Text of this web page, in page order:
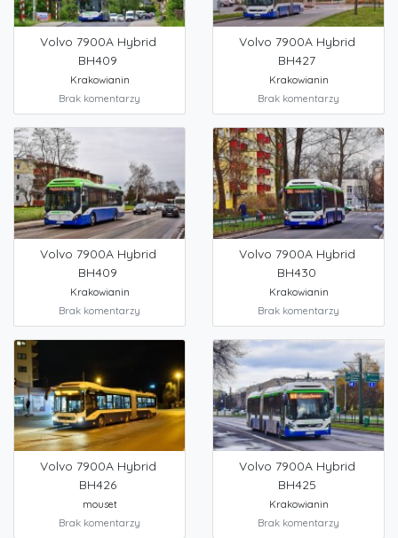
Volvo 7900A Hybrid
BH409
Krakowianin
Brak komentarzy
Volvo 7900A Hybrid
BH427
Krakowianin
Brak komentarzy
Volvo 7900A Hybrid
BH409
Krakowianin
Brak komentarzy
Volvo 7900A Hybrid
BH430
Krakowianin
Brak komentarzy
Volvo 7900A Hybrid
BH426
mouset
Brak komentarzy
Volvo 7900A Hybrid
BH425
Krakowianin
Brak komentarzy